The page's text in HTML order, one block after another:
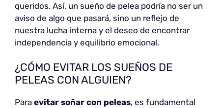
queridos. Así, un sueño de pelea podría no ser un
aviso de algo que pasará, sino un reflejo de
nuestra lucha interna y el deseo de encontrar
independencia y equilibrio emocional.
¿CÓMO EVITAR LOS SUEÑOS DE
PELEAS CON ALGUIEN?
Para evitar soñar con peleas, es fundamental